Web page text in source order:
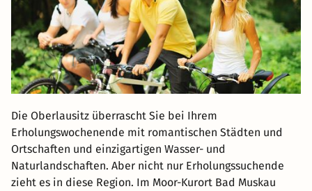
Die Oberlausitz überrascht Sie bei Ihrem
Erholungswochenende mit romantischen Städten und
Ortschaften und einzigartigen Wasser- und
Naturlandschaften. Aber nicht nur Erholungssuchende
zieht es in diese Region. Im Moor-Kurort Bad Muskau